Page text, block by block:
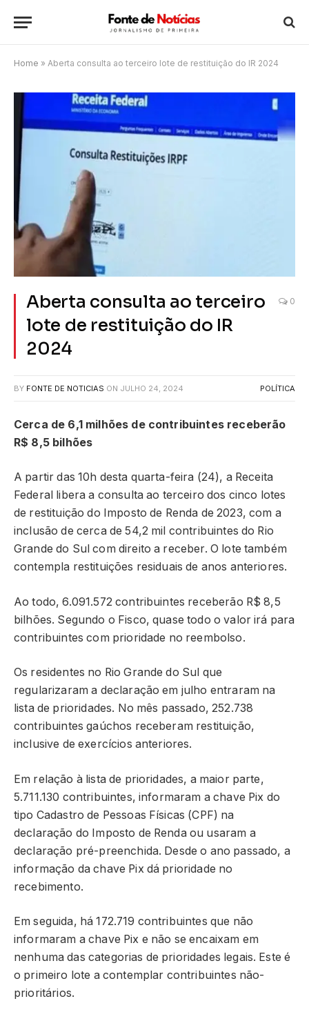
Home » Aberta consulta ao terceiro lote de restituição do IR 2024
Aberta consulta ao terceiro
lote de restituição do IR
2024
0
BY FONTE DE NOTICIAS ON JULHO 24, 2024 POLÍTICA
Cerca de 6,1 milhões de contribuintes receberão
R$ 8,5 bilhões
A partir das 10h desta quarta-feira (24), a Receita
Federal libera a consulta ao terceiro dos cinco lotes
de restituição do Imposto de Renda de 2023, com a
inclusão de cerca de 54,2 mil contribuintes do Rio
Grande do Sul com direito a receber. O lote também
contempla restituições residuais de anos anteriores.
Ao todo, 6.091.572 contribuintes receberão R$ 8,5
bilhões. Segundo o Fisco, quase todo o valor irá para
contribuintes com prioridade no reembolso.
Os residentes no Rio Grande do Sul que
regularizaram a declaração em julho entraram na
lista de prioridades. No mês passado, 252.738
contribuintes gaúchos receberam restituição,
inclusive de exercícios anteriores.
Em relação à lista de prioridades, a maior parte,
5.711.130 contribuintes, informaram a chave Pix do
tipo Cadastro de Pessoas Físicas (CPF) na
declaração do Imposto de Renda ou usaram a
declaração pré-preenchida. Desde o ano passado, a
informação da chave Pix dá prioridade no
recebimento.
Em seguida, há 172.719 contribuintes que não
informaram a chave Pix e não se encaixam em
nenhuma das categorias de prioridades legais. Este é
o primeiro lote a contemplar contribuintes não-
prioritários.